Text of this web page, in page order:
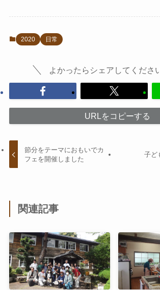
2020 日常
よかったらシェアしてくださ
URLをコピーする
節分をテーマにおもいでカ
フェを開催しました
子ど
関連記事